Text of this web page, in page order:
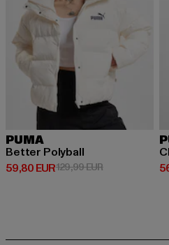
PUMA
Better Polyball
59,80 EUR
Derzeitiger Preis: 59,80 EUR
129,99 EURAktionspreis: